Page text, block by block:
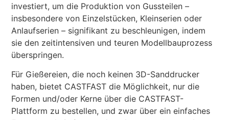
investiert, um die Produktion von Gussteilen –
insbesondere von Einzelstücken, Kleinserien oder
Anlaufserien – signifikant zu beschleunigen, indem
sie den zeitintensiven und teuren Modellbauprozess
überspringen.
Für Gießereien, die noch keinen 3D-Sanddrucker
haben, bietet CASTFAST die Möglichkeit, nur die
Formen und/oder Kerne über die CASTFAST-
Plattform zu bestellen, und zwar über ein einfaches